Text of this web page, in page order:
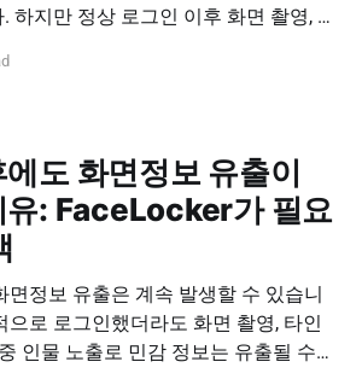
하지만 정상 로그인 이후 화면 촬영, 타
다. FaceLocker는 업무 화면에서 발
도 화면정보 유출이
유: FaceLocker가 필요
면정보 유출은 계속 발생할 수 있습니
인물 노출로 민감 정보는 유출될 수